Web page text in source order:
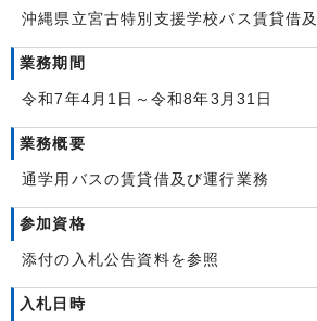
沖縄県立宮古特別支援学校バス賃貸借
業務期間
令和7年4月1日～令和8年3月31日
業務概要
通学用バスの賃貸借及び運行業務
参加資格
添付の入札公告資料を参照
入札日時